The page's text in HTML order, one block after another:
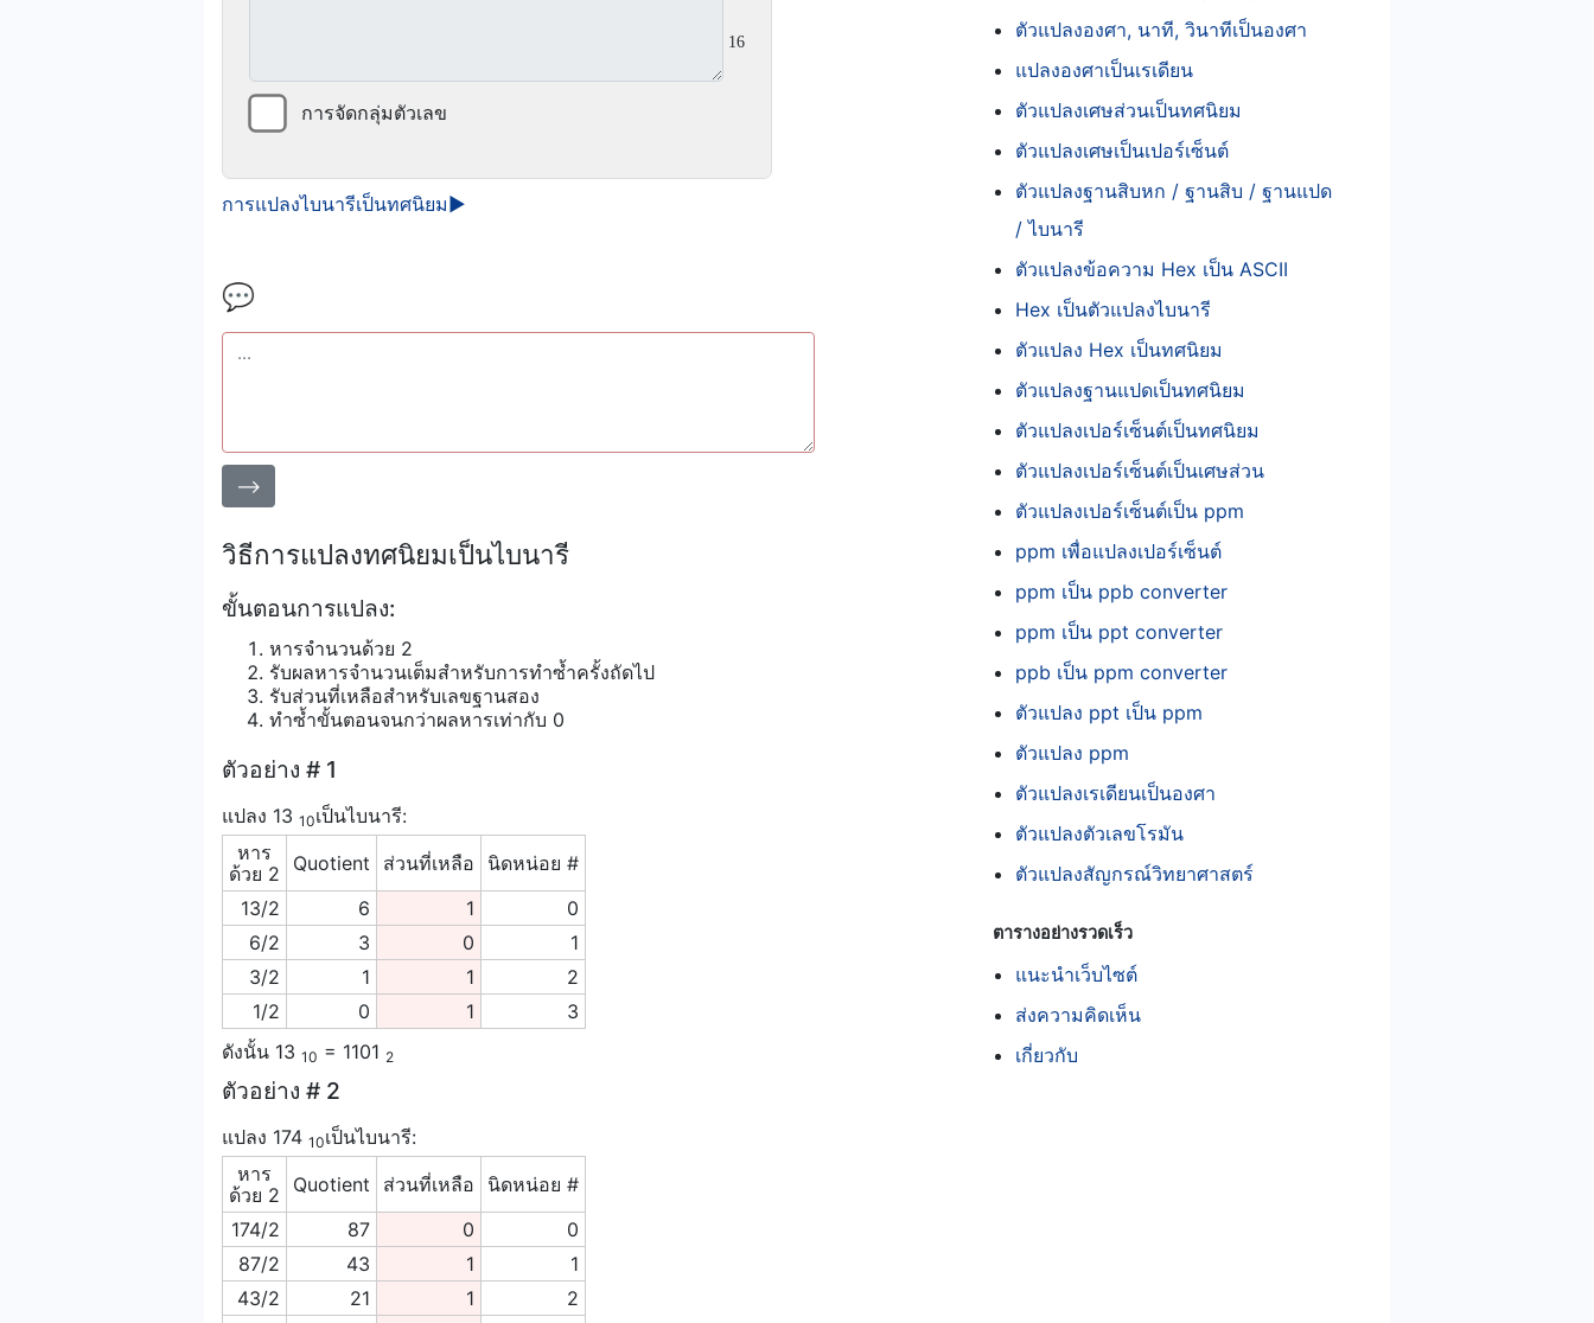
16
การจัดกลุ่มตัวเลข
การแปลงไบนารีเป็นทศนิยม►
💬
⟶
วิธีการแปลงทศนิยมเป็นไบนารี
ขั้นตอนการแปลง:
หารจำนวนด้วย 2
รับผลหารจำนวนเต็มสำหรับการทำซ้ำครั้งถัดไป
รับส่วนที่เหลือสำหรับเลขฐานสอง
ทำซ้ำขั้นตอนจนกว่าผลหารเท่ากับ 0
ตัวอย่าง # 1
แปลง 13 10เป็นไบนารี:
หาร
ด้วย 2
Quotient ส่วนที่เหลือ
นิดหน่อย #
13/2
6 1
0
6/2
3 0
1
3/2
1 1
2
1/2
0 1
3
ดังนั้น 13 10 = 1101 2
ตัวอย่าง # 2
แปลง 174 10เป็นไบนารี:
หาร
ด้วย 2
Quotient ส่วนที่เหลือ
นิดหน่อย #
174/2
87 0
0
87/2
43 1
1
43/2
21 1
2
ตัวแปลงองศา, นาที, วินาทีเป็นองศา
แปลงองศาเป็นเรเดียน
ตัวแปลงเศษส่วนเป็นทศนิยม
ตัวแปลงเศษเป็นเปอร์เซ็นต์
ตัวแปลงฐานสิบหก / ฐานสิบ / ฐานแปด
/ ไบนารี
ตัวแปลงข้อความ Hex เป็น ASCII
Hex เป็นตัวแปลงไบนารี
ตัวแปลง Hex เป็นทศนิยม
ตัวแปลงฐานแปดเป็นทศนิยม
ตัวแปลงเปอร์เซ็นต์เป็นทศนิยม
ตัวแปลงเปอร์เซ็นต์เป็นเศษส่วน
ตัวแปลงเปอร์เซ็นต์เป็น ppm
ppm เพื่อแปลงเปอร์เซ็นต์
ppm เป็น ppb converter
ppm เป็น ppt converter
ppb เป็น ppm converter
ตัวแปลง ppt เป็น ppm
ตัวแปลง ppm
ตัวแปลงเรเดียนเป็นองศา
ตัวแปลงตัวเลขโรมัน
ตัวแปลงสัญกรณ์วิทยาศาสตร์
ตารางอย่างรวดเร็ว
แนะนำเว็บไซต์
ส่งความคิดเห็น
เกี่ยวกับ